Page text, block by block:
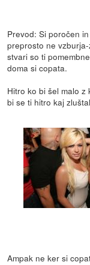
Prevod: Si poročen
preprosto ne
stvari so ti
doma si copata.
Hitro ko bi šel malo
bi se ti hitro kaj
Ampak ne ker si